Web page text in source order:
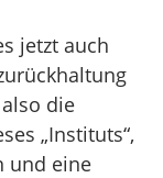
jetzt auch
die
„Instituts“,
und eine